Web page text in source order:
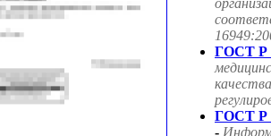
ГОСТ Р
ГОСТ Р
-